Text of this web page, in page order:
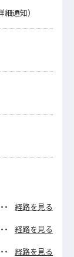
通知）
・
経路を見る
・
経路を見る
・
経路を見る